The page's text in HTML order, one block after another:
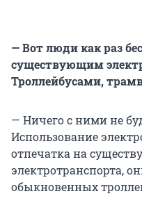
— Вот люди как раз
существующим
Троллейбусами,
— Ничего с ними не
Использование
отпечатка на
электротранспорта,
обыкновенных